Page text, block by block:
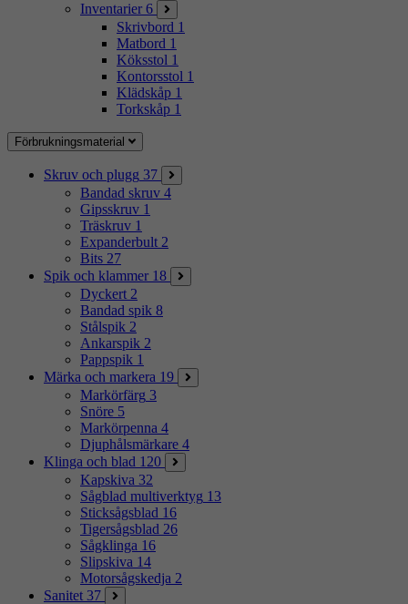
Inventarier 6
Skrivbord 1
Matbord 1
Köksstol 1
Kontorsstol 1
Klädskåp 1
Torkskåp 1
Förbrukningsmaterial
Skruv och plugg 37
Bandad skruv 4
Gipsskruv 1
Träskruv 1
Expanderbult 2
Bits 27
Spik och klammer 18
Dyckert 2
Bandad spik 8
Stålspik 2
Ankarspik 2
Pappspik 1
Märka och markera 19
Markörfärg 3
Snöre 5
Markörpenna 4
Djuphålsmärkare 4
Klinga och blad 120
Kapskiva 32
Sågblad multiverktyg 13
Sticksågsblad 16
Tigersågsblad 26
Sågklinga 16
Slipskiva 14
Motorsågskedja 2
Sanitet 37